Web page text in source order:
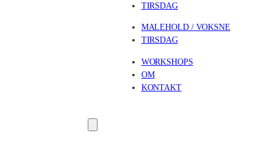
TIRSDAG
MALEHOLD / VOKSNE
TIRSDAG
WORKSHOPS
OM
KONTAKT